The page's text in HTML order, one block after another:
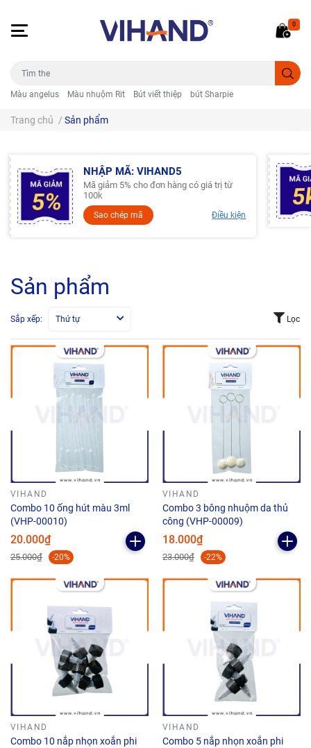
Màu angelus Màu nhuộm Rit Bút viết thiệp bút Sharpie
0
Trang chủ / Sản phẩm
NHẬP MÃ: VIHAND5
Mã giảm 5% cho đơn hàng có giá trị từ
100k
Sao chép mã Điều kiện
Sản phẩm
Sắp xếp: Thứ tự Lọc
VIHAND
Combo 10 ống hút màu 3ml
(VHP-00010)
20.000₫
25.000₫ -20%
VIHAND
Combo 3 bông nhuộm da thủ
công (VHP-00009)
18.000₫
23.000₫ -22%
VIHAND
Combo 10 nắp nhọn xoắn phi
VIHAND
Combo 5 nắp nhọn xoắn phi